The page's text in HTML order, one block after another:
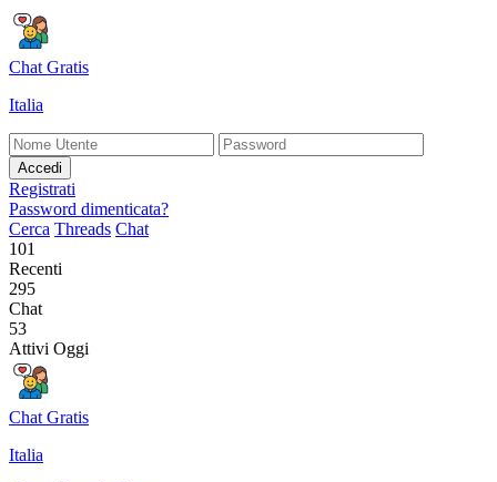
Chat Gratis
Italia
Accedi
Registrati
Password dimenticata?
Cerca Threads Chat
101
Recenti
295
Chat
53
Attivi Oggi
Chat Gratis
Italia